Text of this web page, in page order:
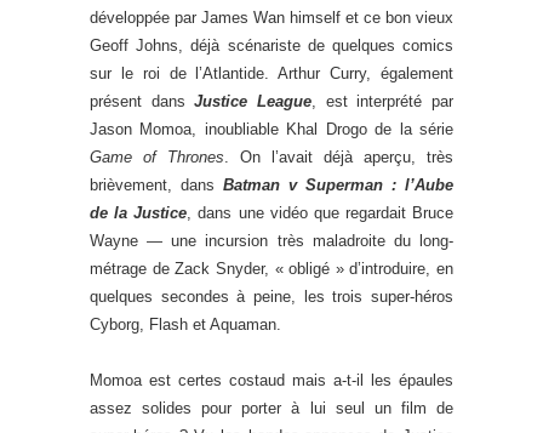
développée par James Wan himself et ce bon vieux
Geoff Johns, déjà scénariste de quelques comics
sur le roi de l’Atlantide. Arthur Curry, également
présent dansJustice League , est interprété par
Jason Momoa, inoubliable Khal Drogo de la série
Game of Thrones . On l’avait déjà aperçu, très
brièvement, dans Batman v Superman : l’Aube
de la Justice , dans une vidéo que regardait Bruce
Wayne — une incursion très maladroite du long-
métrage de Zack Snyder, « obligé » d’introduire, en
quelques secondes à peine, les trois super-héros
Cyborg, Flash et Aquaman.
Momoa est certes costaud mais a-t-il les épaules
assez solides pour porter à lui seul un film de